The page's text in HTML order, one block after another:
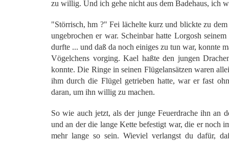
zu willig. Und ich gehe nicht aus dem Badehaus, ich
"Störrisch, hm ?" Fei lächelte kurz und blickte zu
ungebrochen er war. Scheinbar hatte Lorgosh
durfte ... und daß da noch einiges zu tun war, konnte
Vögelchens vorging. Kael haßte den jungen
konnte. Die Ringe in seinen Flügelansätzen waren
ihm durch die Flügel getrieben hatte, war er fast
daran, um ihn willig zu machen.
So wie auch jetzt, als der junge Feuerdrache ihn an
und an der die lange Kette befestigt war, die er noch
mehr lange so sein. Wieviel verlangst du dafür,